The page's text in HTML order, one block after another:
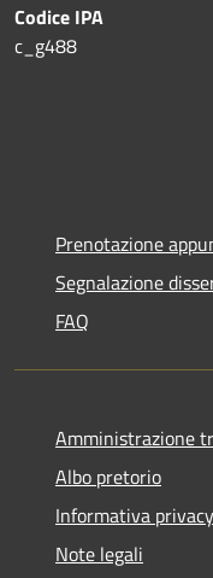
Codice IPA
c_g488
Prenotazione
Segnalazione
FAQ
Amministrazione
Albo pretorio
Informativa privacy
Note legali